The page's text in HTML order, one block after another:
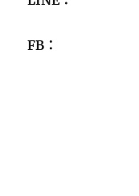
FB：